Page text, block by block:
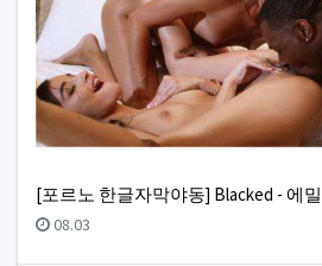
[포르노 한글자막야동] Blacked - 에
등록일
08.03